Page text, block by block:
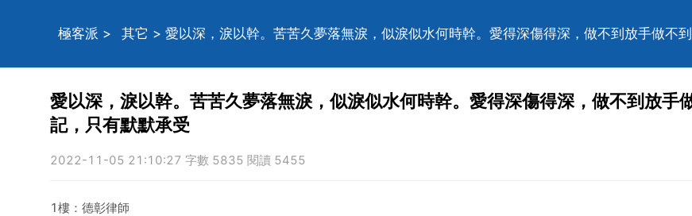
極客派 > 其它 > 愛以深，淚以幹。苦苦久夢落無淚，似淚似水何時幹。愛得深傷得深，做不到放手做不
愛以深，淚以幹。苦苦久夢落無淚，似淚似水何時幹。愛得深傷得深，做不到放手
記，只有默默承受
2022-11-05 21:10:27 字數 5835 閱讀 5455
1樓：德彰律師